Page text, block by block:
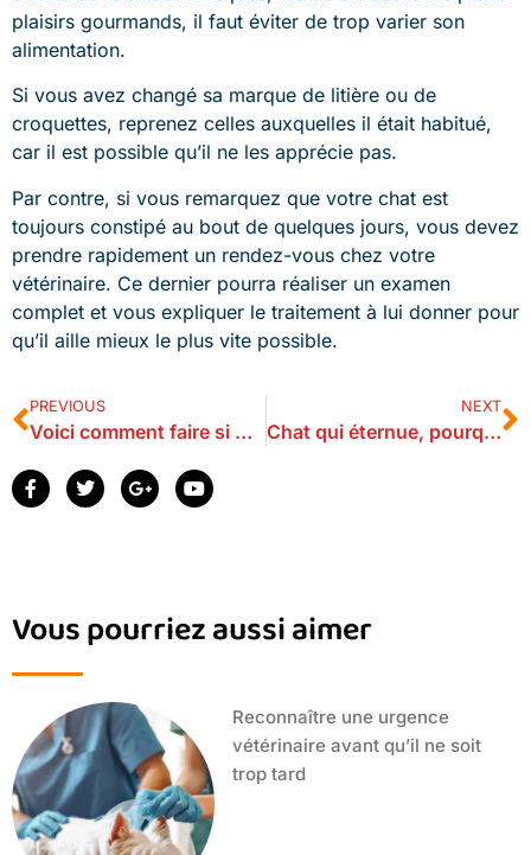
plaisirs gourmands, il faut éviter de trop varier son
alimentation.
Si vous avez changé sa marque de litière ou de
croquettes, reprenez celles auxquelles il était habitué,
car il est possible qu’il ne les apprécie pas.
Par contre, si vous remarquez que votre chat est
toujours constipé au bout de quelques jours, vous devez
prendre rapidement un rendez-vous chez votre
vétérinaire. Ce dernier pourra réaliser un examen
complet et vous expliquer le traitement à lui donner pour
qu’il aille mieux le plus vite possible.
PREVIOUS
Voici comment faire si mon chien m’attaque en promenade
NEXT
Chat qui éternue, pourquoi et que faire
Vous pourriez aussi aimer
Reconnaître une urgence
vétérinaire avant qu’il ne soit
trop tard